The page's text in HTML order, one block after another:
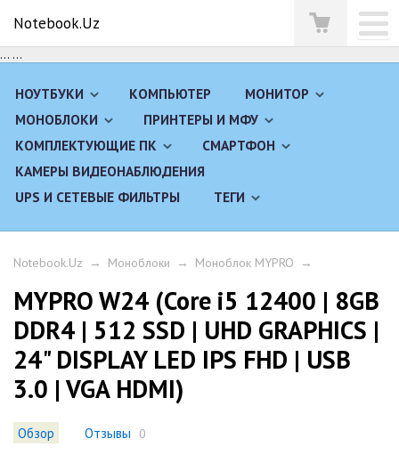
... ...
Notebook.Uz
НОУТБУКИ КОМПЬЮТЕР
МОНИТОР
МОНОБЛОКИ
ПРИНТЕРЫ И МФУ
КОМПЛЕКТУЮЩИЕ ПК
СМАРТФОН
КАМЕРЫ ВИДЕОНАБЛЮДЕНИЯ
UPS И СЕТЕВЫЕ ФИЛЬТРЫ
ТЕГИ
Notebook.Uz → Моноблоки → Моноблок MYPRO →
MYPRO W24 (Core i5 12400 | 8GB
DDR4 | 512 SSD | UHD GRAPHICS |
24" DISPLAY LED IPS FHD | USB
3.0 | VGA HDMI)
Обзор Отзывы 0